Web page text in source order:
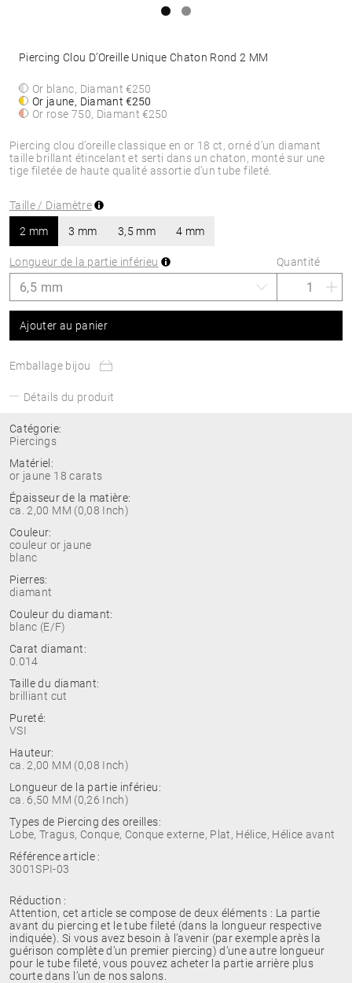
Piercing clou d’oreille classique en or 18 ct, orné d’un diamant
taille brillant étincelant et serti dans un chaton, monté sur une
tige filetée de haute qualité assortie d’un tube fileté.
Piercing Clou D’Oreille Unique Chaton Rond 2 MM
Or blanc, Diamant€250
Or jaune, Diamant€250
Or rose 750, Diamant€250
Taille / Diamètre
2 mm 3 mm 3,5 mm 4 mm
Longueur de la partie inférieu Quantité
Ajouter au panier
Emballage bijou
Détails du produit
Catégorie:
Piercings
Matériel:
or jaune 18 carats
Épaisseur de la matière:
ca. 2,00 MM (0,08 Inch)
Couleur:
couleur or jaune
blanc
Pierres:
diamant
Couleur du diamant:
blanc (E/F)
Carat diamant:
0.014
Taille du diamant:
brilliant cut
Pureté:
VSI
Hauteur:
ca. 2,00 MM (0,08 Inch)
Longueur de la partie inférieu:
ca. 6,50 MM (0,26 Inch)
Types de Piercing des oreilles:
Lobe, Tragus, Conque, Conque externe, Plat, Hélice, Hélice avant
Référence article :
3001SPI-03
Réduction :
Attention, cet article se compose de deux éléments : La partie
avant du piercing et le tube fileté (dans la longueur respective
indiquée). Si vous avez besoin à l’avenir (par exemple après la
guérison complète d’un premier piercing) d’une autre longueur
pour le tube fileté, vous pouvez acheter la partie arrière plus
courte dans l’un de nos salons.